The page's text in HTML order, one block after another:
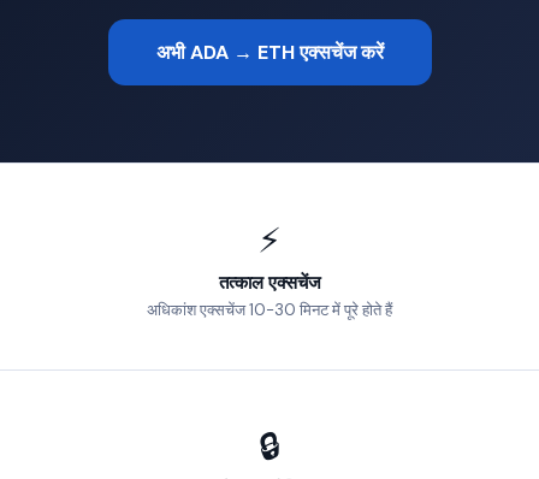
अभी ADA → ETH एक्सचेंज करें
⚡
तत्काल एक्सचेंज
अधिकांश एक्सचेंज 10-30 मिनट में पूरे होते हैं
🔒